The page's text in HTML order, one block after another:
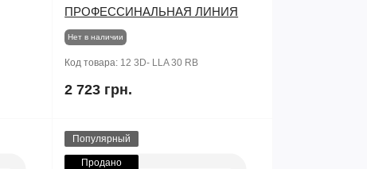
ПРОФЕССИНАЛЬНАЯ ЛИНИЯ
Нет в наличии
Код товара: 12 3D- LLA 30 RB
2 723 грн.
Популярный
Продано